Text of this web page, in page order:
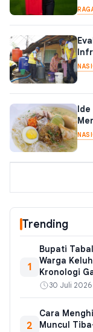
Trending
1
Bupati
Warga
Kronologi
30 Juli 2026
2
Cara
Muncul